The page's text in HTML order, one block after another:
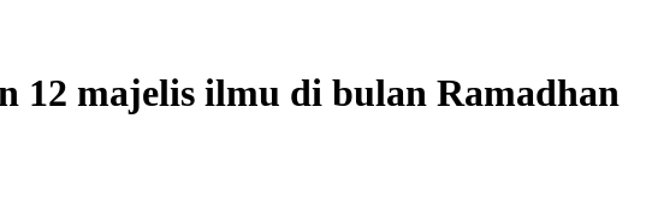
12 majelis ilmu di bulan Ramadhan